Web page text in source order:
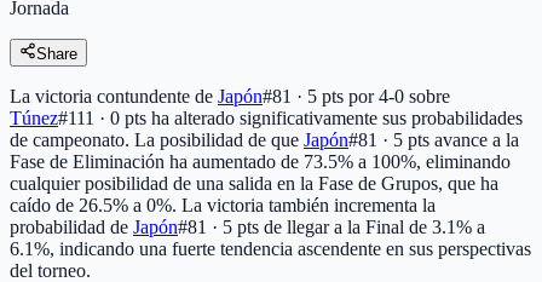
Jornada
Share
La victoria contundente de Japón#81 · 5 pts por 4-0 sobre
Túnez#111 · 0 pts ha alterado significativamente sus probabilidades
de campeonato. La posibilidad de que Japón#81 · 5 pts avance a la
Fase de Eliminación ha aumentado de 73.5% a 100%, eliminando
cualquier posibilidad de una salida en la Fase de Grupos, que ha
caído de 26.5% a 0%. La victoria también incrementa la
probabilidad de Japón#81 · 5 pts de llegar a la Final de 3.1% a
6.1%, indicando una fuerte tendencia ascendente en sus perspectivas
del torneo.